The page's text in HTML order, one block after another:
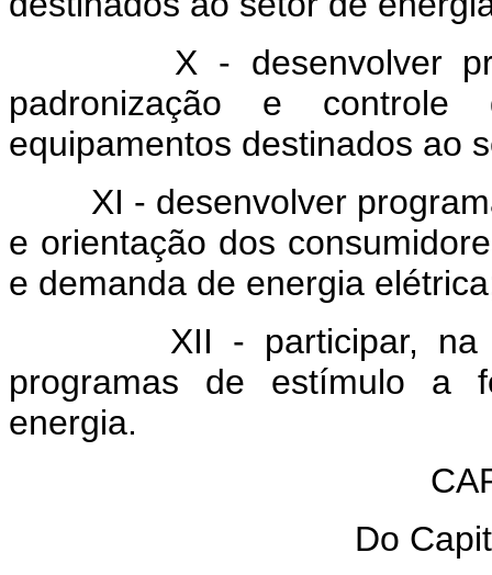
X - desenvolver
padronização e
equipamentos destinados ao
XI - desenvolver
e orientação dos
e demanda de energia
XII - participar, na
programas de estímulo a
energia.
Do